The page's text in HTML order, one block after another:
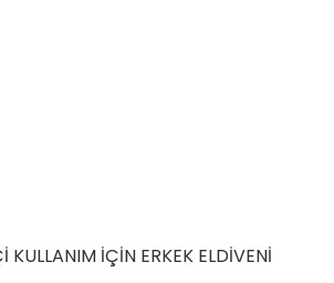
KULLANIM İÇİN ERKEK ELDİVENİ